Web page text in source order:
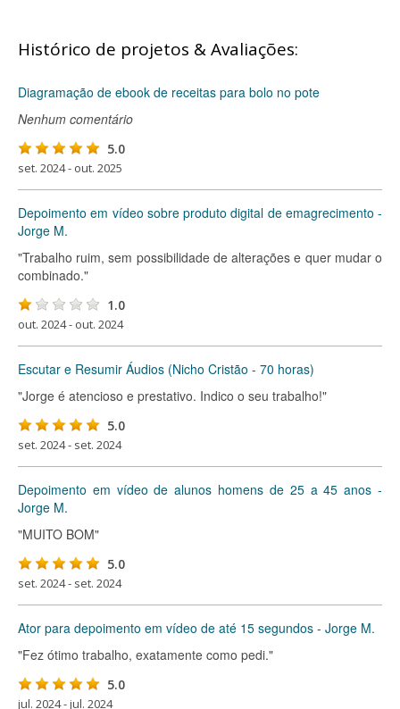
Histórico de projetos & Avaliações:
Diagramação de ebook de receitas para bolo no pote
Nenhum comentário
5.0
set. 2024 - out. 2025
Depoimento em vídeo sobre produto digital de emagrecimento -
Jorge M.
"Trabalho ruim, sem possibilidade de alterações e quer mudar o
combinado."
1.0
out. 2024 - out. 2024
Escutar e Resumir Áudios (Nicho Cristão - 70 horas)
"Jorge é atencioso e prestativo. Indico o seu trabalho!"
5.0
set. 2024 - set. 2024
Depoimento em vídeo de alunos homens de 25 a 45 anos -
Jorge M.
"MUITO BOM"
5.0
set. 2024 - set. 2024
Ator para depoimento em vídeo de até 15 segundos - Jorge M.
"Fez ótimo trabalho, exatamente como pedi."
5.0
jul. 2024 - jul. 2024